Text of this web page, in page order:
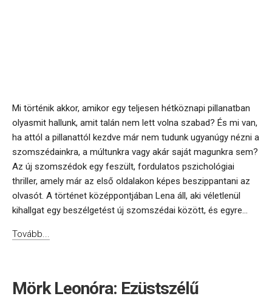
Mi történik akkor, amikor egy teljesen hétköznapi pillanatban
olyasmit hallunk, amit talán nem lett volna szabad? És mi van,
ha attól a pillanattól kezdve már nem tudunk ugyanúgy nézni a
szomszédainkra, a múltunkra vagy akár saját magunkra sem?
Az új szomszédok egy feszült, fordulatos pszichológiai
thriller, amely már az első oldalakon képes beszippantani az
olvasót. A történet középpontjában Lena áll, aki véletlenül
kihallgat egy beszélgetést új szomszédai között, és egyre...
Tovább...
Mörk Leonóra: Ezüstszélű